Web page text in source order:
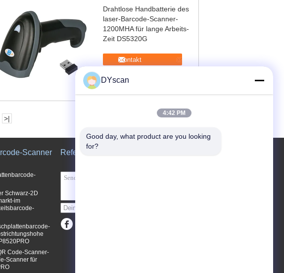
Drahtlose Handbatterie des
laser-Barcode-Scanner-
1200MHA für lange Arbeits-
Zeit DS5320G
Kontakt
>|
Scanner
Schwarz-2D
im
Code-Scanner-
Scanner für
Referenzen
DYscan
4:42 PM
Good day, what product are you looking
for?